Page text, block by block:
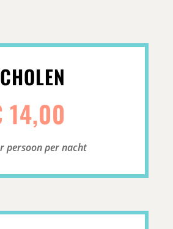
14,00
persoon per nacht